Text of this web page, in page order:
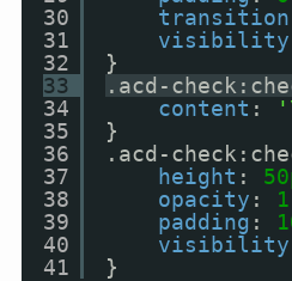
30
31
32
33
34
35
36
37
38
39
40
41
transition
visibility
}
.acd-
content :
}
.acd-
height :
opacity : 1
padding :
visibility
}